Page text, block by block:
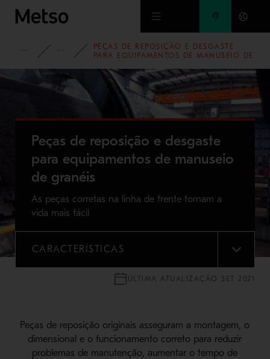
Ir para o conteúdo principal
PRODUTOS E SERVICOS
PEÇAS DE DESGASTE E REPOSIÇÃO
PEÇAS DE REPOSIÇÃO E DESGASTE
PARA EQUIPAMENTOS DE MANUSEIO DE
Peças de reposição e desgaste
para equipamentos de manuseio
de granéis
As peças corretas na linha de frente tornam a
vida mais fácil
CARACTERÍSTICAS
MENU
ÚLTIMA ATUALIZAÇÃO SET 2021
Peças de reposição originais asseguram a montagem, o
dimensional e o funcionamento correto para reduzir
problemas de manutenção, aumentar o tempo de